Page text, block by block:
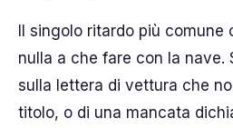
Il singolo ritardo più comune
nulla a che fare con la nave.
sulla lettera di vettura che
titolo, o di una mancata